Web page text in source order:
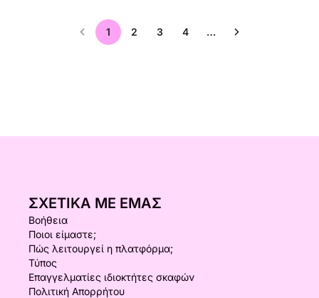
1 2 3 4 …
ΣΧΕΤΙΚΆ ΜΕ ΕΜΆΣ
Βοήθεια
Ποιοι είμαστε;
Πώς λειτουργεί η πλατφόρμα;
Τύπος
Επαγγελματίες ιδιοκτήτες σκαφών
Πολιτική Απορρήτου